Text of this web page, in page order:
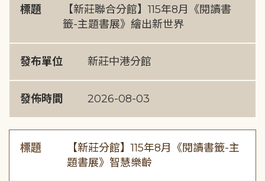
標題
【新莊聯合分館】115年8月《閱讀書
籤-主題書展》繪出新世界
發布單位 新莊中港分館
發佈時間 2026-08-03
標題
【新莊分館】115年8月《閱讀書籤-主
題書展》智慧樂齡